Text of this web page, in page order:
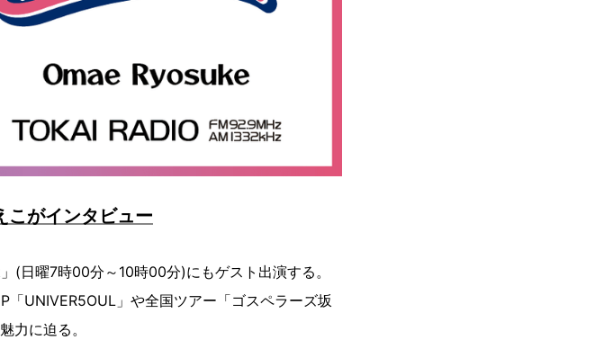
がインタビュー
日曜7時00分～10時00分)にもゲスト出演する。
UNIVER5OUL」や全国ツアー「ゴスペラーズ坂
力に迫る。